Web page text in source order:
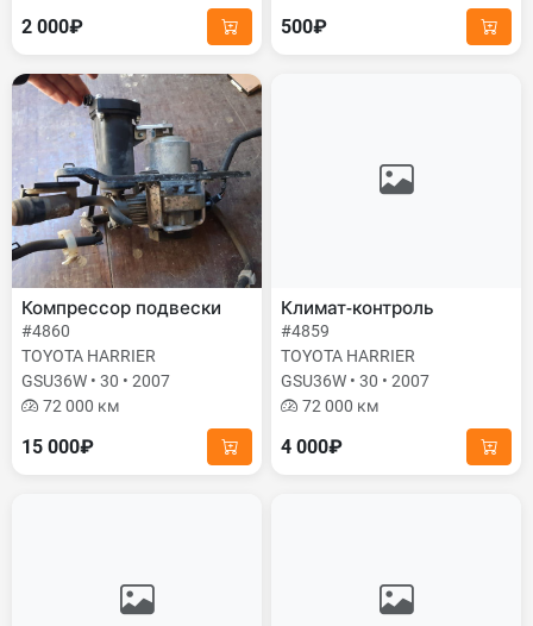
2 000₽ 500₽
Компрессор подвески
#4860
TOYOTA HARRIER
GSU36W • 30 • 2007
72 000 км
15 000₽
Климат-контроль
#4859
TOYOTA HARRIER
GSU36W • 30 • 2007
72 000 км
4 000₽